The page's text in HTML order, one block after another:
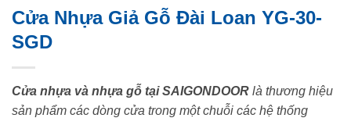
Cửa Nhựa Giả Gỗ Đài Loan YG-30-
SGD
Cửa nhựa và nhựa gỗ tại SAIGONDOOR là thương hiệu
sản phẩm các dòng cửa trong một chuỗi các hệ thống